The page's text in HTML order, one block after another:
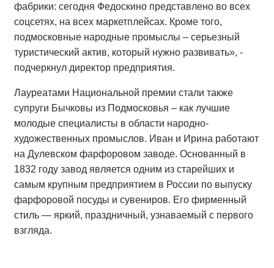
фабрики: сегодня Федоскино представлено во всех
соцсетях, на всех маркетплейсах. Кроме того,
подмосковные народные промыслы – серьезный
туристический актив, который нужно развивать», -
подчеркнул директор предприятия.
Лауреатами Национальной премии стали также
супруги Бычковы из Подмосковья – как лучшие
молодые специалисты в области народно-
художественных промыслов. Иван и Ирина работают
на Дулевском фарфоровом заводе. Основанный в
1832 году завод является одним из старейших и
самым крупным предприятием в России по выпуску
фарфоровой посуды и сувениров. Его фирменный
стиль — яркий, праздничный, узнаваемый с первого
взгляда.